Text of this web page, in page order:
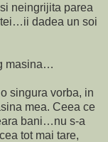
neingrijita parea
dadea un soi
masina…
singura vorba, in
mea. Ceea ce
bani…nu s-a
tot mai tare,